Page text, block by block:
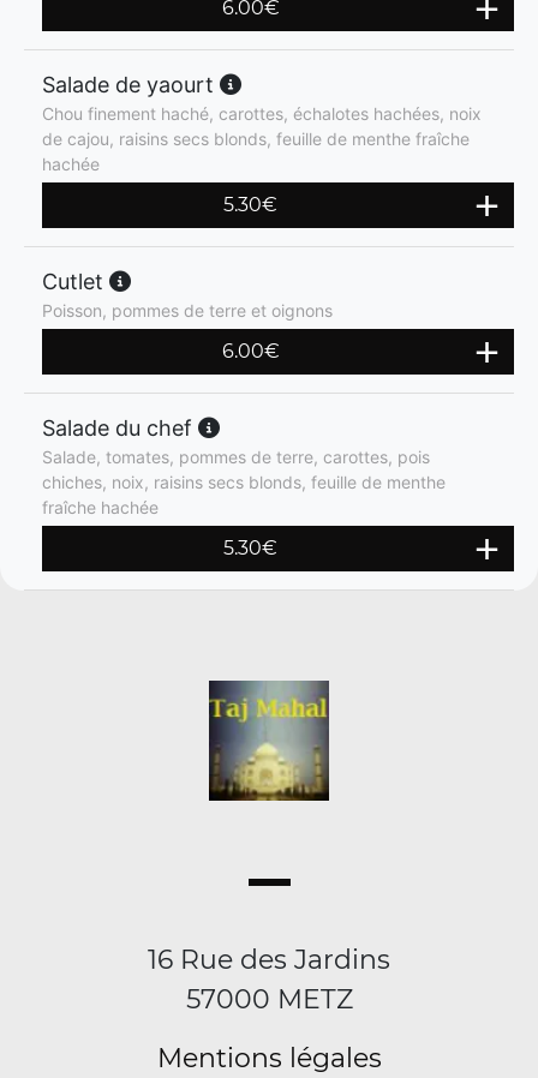
6.00€
Salade de yaourt
Chou finement haché, carottes, échalotes hachées, noix
de cajou, raisins secs blonds, feuille de menthe fraîche
hachée
5.30€
Cutlet
Poisson, pommes de terre et oignons
6.00€
Salade du chef
Salade, tomates, pommes de terre, carottes, pois
chiches, noix, raisins secs blonds, feuille de menthe
fraîche hachée
5.30€
16 Rue des Jardins
57000 METZ
Mentions légales